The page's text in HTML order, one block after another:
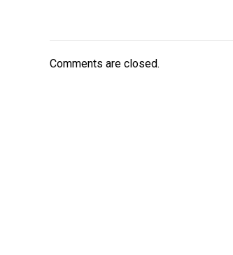
Comments are closed.